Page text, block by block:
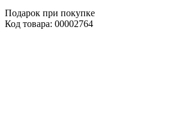
Подарок при покупке
Код товара: 00002764